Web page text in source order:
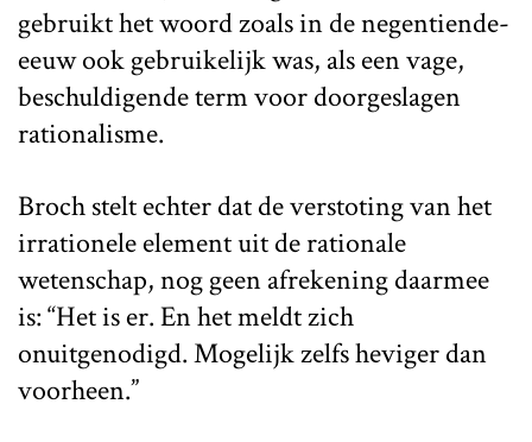
gebruikt het woord zoals in de negentiende-
eeuw ook gebruikelijk was, als een vage,
beschuldigende term voor doorgeslagen
rationalisme.
Broch stelt echter dat de verstoting van het
irrationele element uit de rationale
wetenschap, nog geen afrekening daarmee
is: “Het is er. En het meldt zich
onuitgenodigd. Mogelijk zelfs heviger dan
voorheen.”